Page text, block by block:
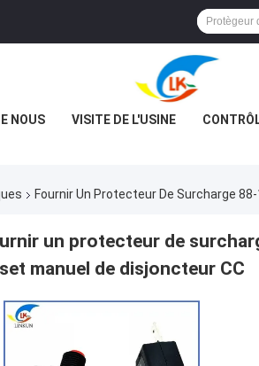
NOUS VISITE DE L'USINE
Fournir Un Protecteur De Surcharge
un protecteur de
manuel de disjoncteur CC